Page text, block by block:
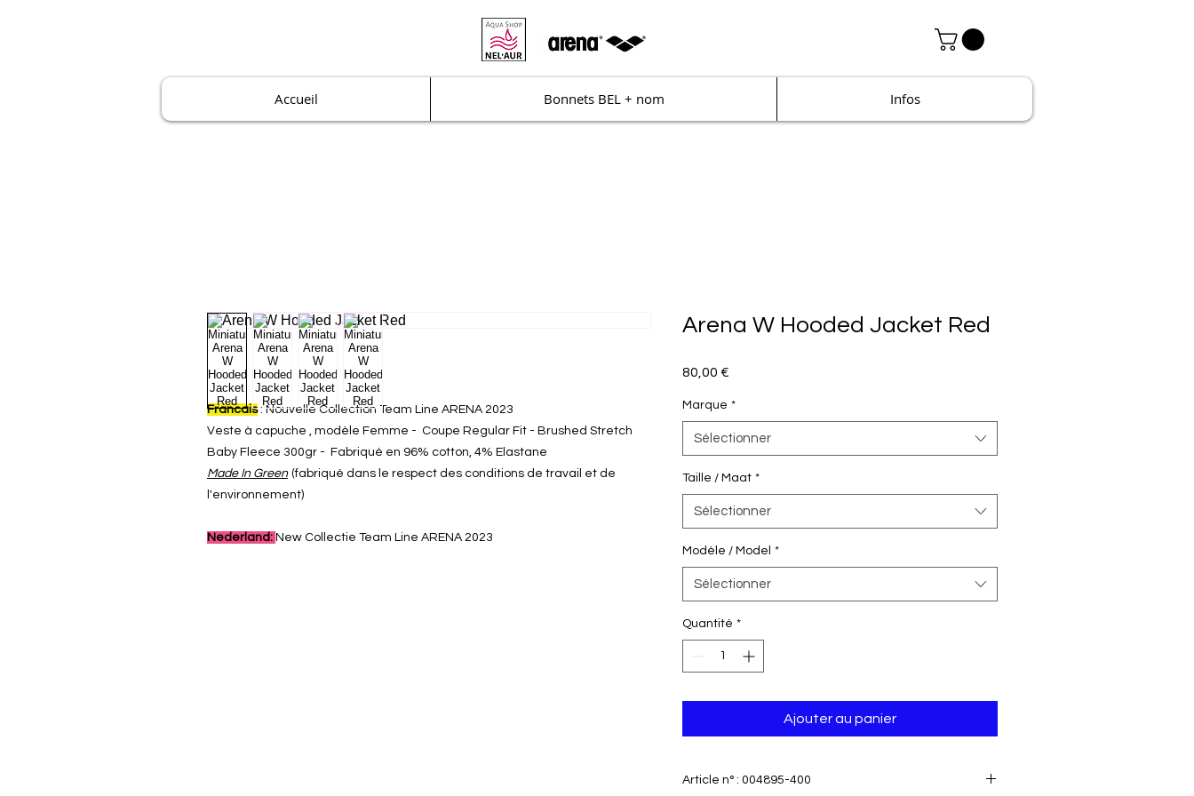
Accueil Bonnets BEL + nom Infos
Francais: Nouvelle Collection Team Line ARENA 2023
Veste à capuche , modèle Femme - Coupe Regular Fit - Brushed Stretch
Baby Fleece 300gr - Fabriqué en 96% cotton, 4% Elastane
Made In Green (fabriqué dans le respect des conditions de travail et de
l'environnement)
Nederland: New Collectie Team Line ARENA 2023
Arena W Hooded Jacket Red
80,00 €
Marque *
Sélectionner
Taille / Maat *
Sélectionner
Modèle / Model *
Sélectionner
Quantité *
Ajouter au panier
Article n° : 004895-400